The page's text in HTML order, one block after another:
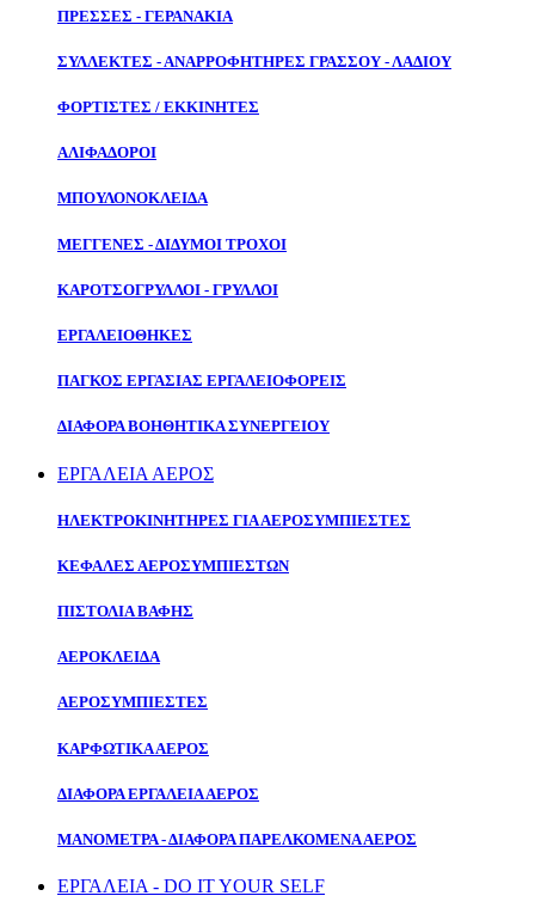
ΠΡΕΣΣΕΣ - ΓΕΡΑΝΑΚΙΑ
ΣΥΛΛΕΚΤΕΣ - ΑΝΑΡΡΟΦΗΤΗΡΕΣ ΓΡΑΣΣΟΥ - ΛΑΔΙΟΥ
ΦΟΡΤΙΣΤΕΣ / ΕΚΚΙΝΗΤΕΣ
ΑΛΙΦΑΔΟΡΟΙ
ΜΠΟΥΛΟΝΟΚΛΕΙΔΑ
ΜΕΓΓΕΝΕΣ - ΔΙΔΥΜΟΙ ΤΡΟΧΟΙ
ΚΑΡΟΤΣΟΓΡΥΛΛΟΙ - ΓΡΥΛΛΟΙ
ΕΡΓΑΛΕΙΟΘΗΚΕΣ
ΠΑΓΚΟΣ ΕΡΓΑΣΙΑΣ ΕΡΓΑΛΕΙΟΦΟΡΕΙΣ
ΔΙΑΦΟΡΑ ΒΟΗΘΗΤΙΚΑ ΣΥΝΕΡΓΕΙΟΥ
ΕΡΓΑΛΕΙΑ ΑΕΡΟΣ
ΗΛΕΚΤΡΟΚΙΝΗΤΗΡΕΣ ΓΙΑ ΑΕΡΟΣΥΜΠΙΕΣΤΕΣ
ΚΕΦΑΛΕΣ ΑΕΡΟΣΥΜΠΙΕΣΤΩΝ
ΠΙΣΤΟΛΙΑ ΒΑΦΗΣ
ΑΕΡΟΚΛΕΙΔΑ
ΑΕΡΟΣΥΜΠΙΕΣΤΕΣ
ΚΑΡΦΩΤΙΚΑ ΑΕΡΟΣ
ΔΙΑΦΟΡΑ ΕΡΓΑΛΕΙΑ ΑΕΡΟΣ
ΜΑΝΟΜΕΤΡΑ - ΔΙΑΦΟΡΑ ΠΑΡΕΛΚΟΜΕΝΑ ΑΕΡΟΣ
ΕΡΓΑΛΕΙΑ - DO IT YOUR SELF